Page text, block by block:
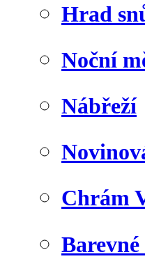
Hrad
Noční
Nábřeží
Chrám
Barevné